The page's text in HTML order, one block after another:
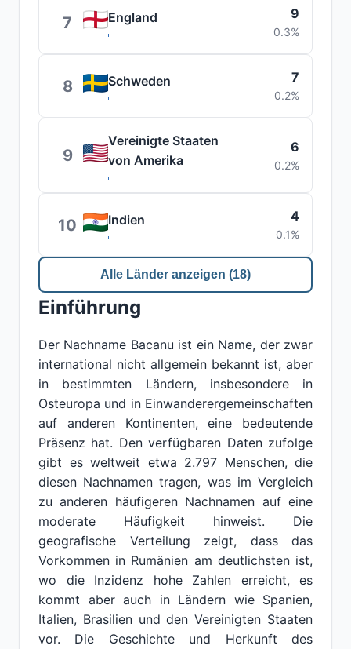
7 England 9
0.3%
8 Schweden 7
0.2%
9
Vereinigte Staaten
von Amerika
6
0.2%
10 Indien 4
0.1%
Alle Länder anzeigen (18)
Einführung
Der Nachname Bacanu ist ein Name, der zwar
international nicht allgemein bekannt ist, aber
in bestimmten Ländern, insbesondere in
Osteuropa und in Einwanderergemeinschaften
auf anderen Kontinenten, eine bedeutende
Präsenz hat. Den verfügbaren Daten zufolge
gibt es weltweit etwa 2.797 Menschen, die
diesen Nachnamen tragen, was im Vergleich
zu anderen häufigeren Nachnamen auf eine
moderate Häufigkeit hinweist. Die
geografische Verteilung zeigt, dass das
Vorkommen in Rumänien am deutlichsten ist,
wo die Inzidenz hohe Zahlen erreicht, es
kommt aber auch in Ländern wie Spanien,
Italien, Brasilien und den Vereinigten Staaten
vor. Die Geschichte und Herkunft des